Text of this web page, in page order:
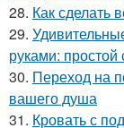
28. Как сделать
29.
руками: простой
30. Переход на
вашего душа
31. Кровать с